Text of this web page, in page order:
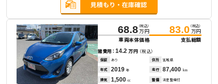
68.8 （税込）
万円
車両本体価格
83.0 （税込）
万円
支払総額
諸費用：14.2万円 （税込）
保証 あり 住所 宮城県
年式 2019 年 走行 87,400 km
排気 1,500 cc 整備 法定整備付